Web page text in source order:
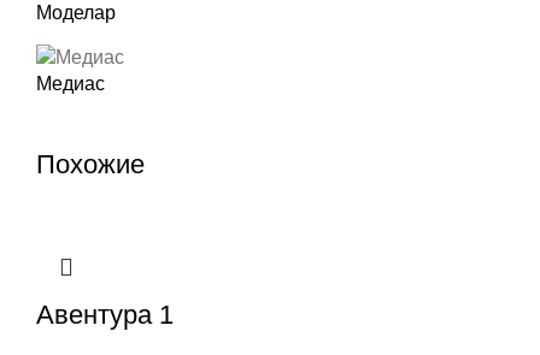
Моделар
Медиас
Похожие
Авентура 1